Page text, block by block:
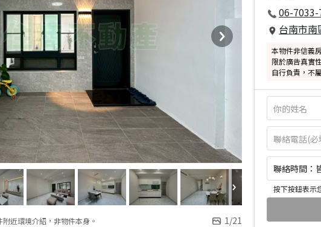
近環境介紹，非物件本身。 1/21
06-
台南市
本物件非信義
限於廣告真實
自行負責，不
聯絡時間：
按下按鈕表示